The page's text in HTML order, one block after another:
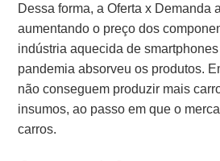
Dessa forma, a Oferta x Demanda
aumentando o preço dos
indústria aquecida de
pandemia absorveu os produtos.
não conseguem produzir mais
insumos, ao passo em que o
carros.